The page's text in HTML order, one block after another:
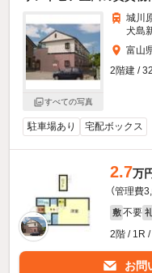
すべての写真
城川
犬島
富山
2階建 /
駐車場あり 宅配ボックス
2.7万
（管理費
敷 不要
2階 / 1R
お問